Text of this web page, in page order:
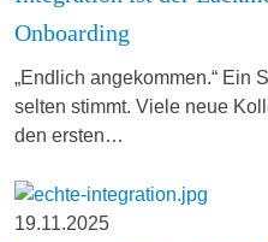
Onboarding
„Endlich angekommen.“ Ein
selten stimmt. Viele neue
den ersten…
19.11.2025